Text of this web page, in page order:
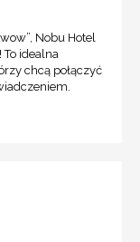
Nobu Hotel
idealna
chcą połączyć